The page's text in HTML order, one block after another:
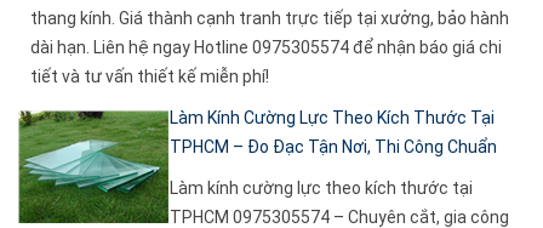
thang kính. Giá thành cạnh tranh trực tiếp tại xưởng, bảo hành
dài hạn. Liên hệ ngay Hotline 0975305574 để nhận báo giá chi
tiết và tư vấn thiết kế miễn phí!
Làm Kính Cường Lực Theo Kích Thước Tại
TPHCM – Đo Đạc Tận Nơi, Thi Công Chuẩn
Làm kính cường lực theo kích thước tại
TPHCM 0975305574 – Chuyên cắt, gia công